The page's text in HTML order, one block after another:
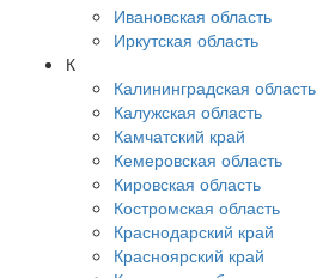
Ивановская область
Иркутская область
К
Калининградская область
Калужская область
Камчатский край
Кемеровская область
Кировская область
Костромская область
Краснодарский край
Красноярский край